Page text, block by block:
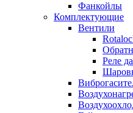
Фанкойлы
Комплектующие
Вентили
Реле